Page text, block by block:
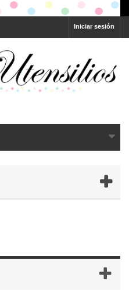
Iniciar sesión